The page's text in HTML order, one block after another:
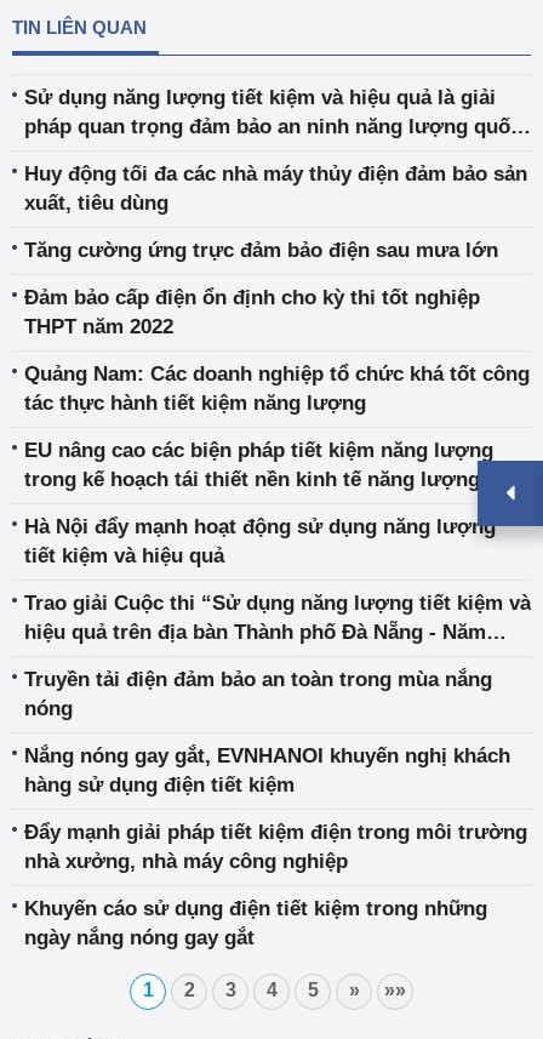
TIN LIÊN QUAN
Sử dụng năng lượng tiết kiệm và hiệu quả là giải
pháp quan trọng đảm bảo an ninh năng lượng quốc
Huy động tối đa các nhà máy thủy điện đảm bảo sản
xuất, tiêu dùng
Tăng cường ứng trực đảm bảo điện sau mưa lớn
Đảm bảo cấp điện ổn định cho kỳ thi tốt nghiệp
THPT năm 2022
Quảng Nam: Các doanh nghiệp tổ chức khá tốt công
tác thực hành tiết kiệm năng lượng
EU nâng cao các biện pháp tiết kiệm năng lượng
trong kế hoạch tái thiết nền kinh tế năng lượng
Hà Nội đẩy mạnh hoạt động sử dụng năng lượng
tiết kiệm và hiệu quả
Trao giải Cuộc thi “Sử dụng năng lượng tiết kiệm và
hiệu quả trên địa bàn Thành phố Đà Nẵng - Năm
Truyền tải điện đảm bảo an toàn trong mùa nắng
nóng
Nắng nóng gay gắt, EVNHANOI khuyến nghị khách
hàng sử dụng điện tiết kiệm
Đẩy mạnh giải pháp tiết kiệm điện trong môi trường
nhà xưởng, nhà máy công nghiệp
Khuyến cáo sử dụng điện tiết kiệm trong những
ngày nắng nóng gay gắt
1 2 3 4 5 » »»